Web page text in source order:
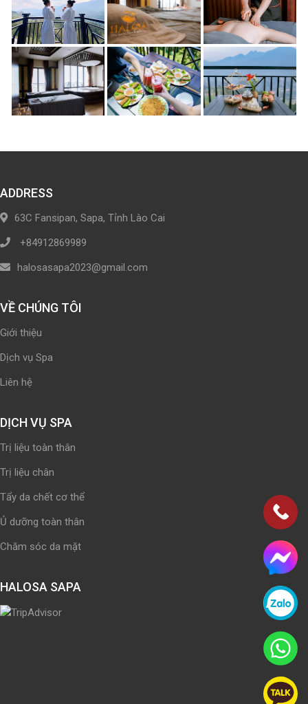
ADDRESS
63C Fansipan, Sapa, Tỉnh Lào Cai
+84912869989
halosasapa2023@gmail.com
VỀ CHÚNG TÔI
Giới thiệu
Dịch vụ Spa
Liên hệ
DỊCH VỤ SPA
Trị liệu toàn thân
Trị liệu chân
Tẩy da chết cơ thể
Ủ dưỡng toàn thân
Chăm sóc da mặt
HALOSA SAPA